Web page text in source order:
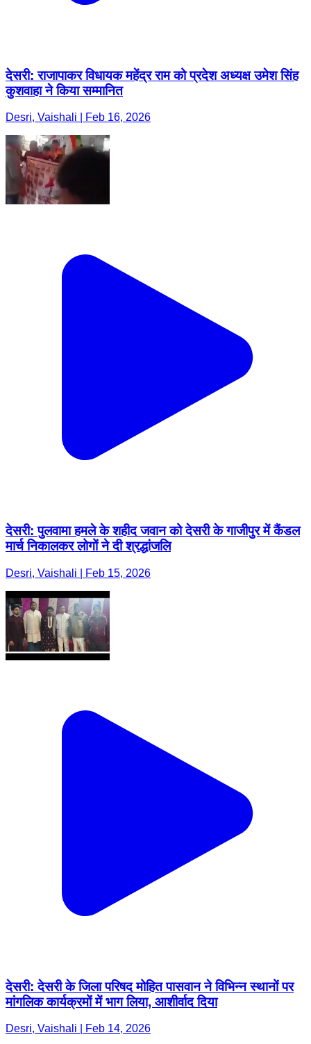
देसरी: राजापाकर विधायक महेंद्र राम को प्रदेश अध्यक्ष उमेश सिंह
कुशवाहा ने किया सम्मानित
Desri, Vaishali | Feb 16, 2026
देसरी: पुलवामा हमले के शहीद जवान को देसरी के गाजीपुर में कैंडल
मार्च निकालकर लोगों ने दी श्रद्धांजलि
Desri, Vaishali | Feb 15, 2026
देसरी: देसरी के जिला परिषद मोहित पासवान ने विभिन्न स्थानों पर
मांगलिक कार्यक्रमों में भाग लिया, आशीर्वाद दिया
Desri, Vaishali | Feb 14, 2026